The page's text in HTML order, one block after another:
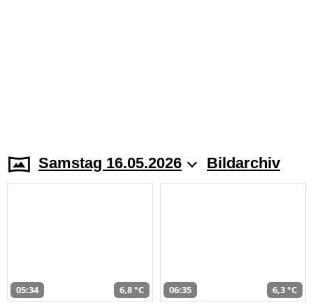
Samstag 16.05.2026 Bildarchiv
05:34 6,8 °C 06:35 6,3 °C